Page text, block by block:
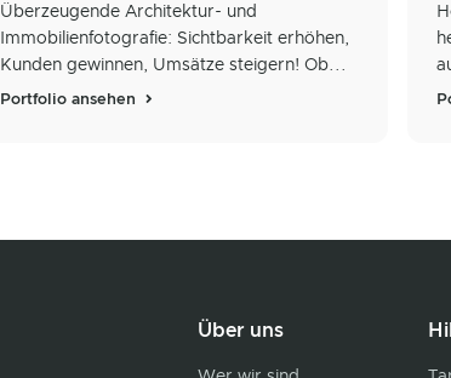
Überzeugende Architektur- und
Immobilienfotografie: Sichtbarkeit erhöhen,
Kunden gewinnen, Umsätze steigern! Ob...
Portfolio ansehen
Über uns